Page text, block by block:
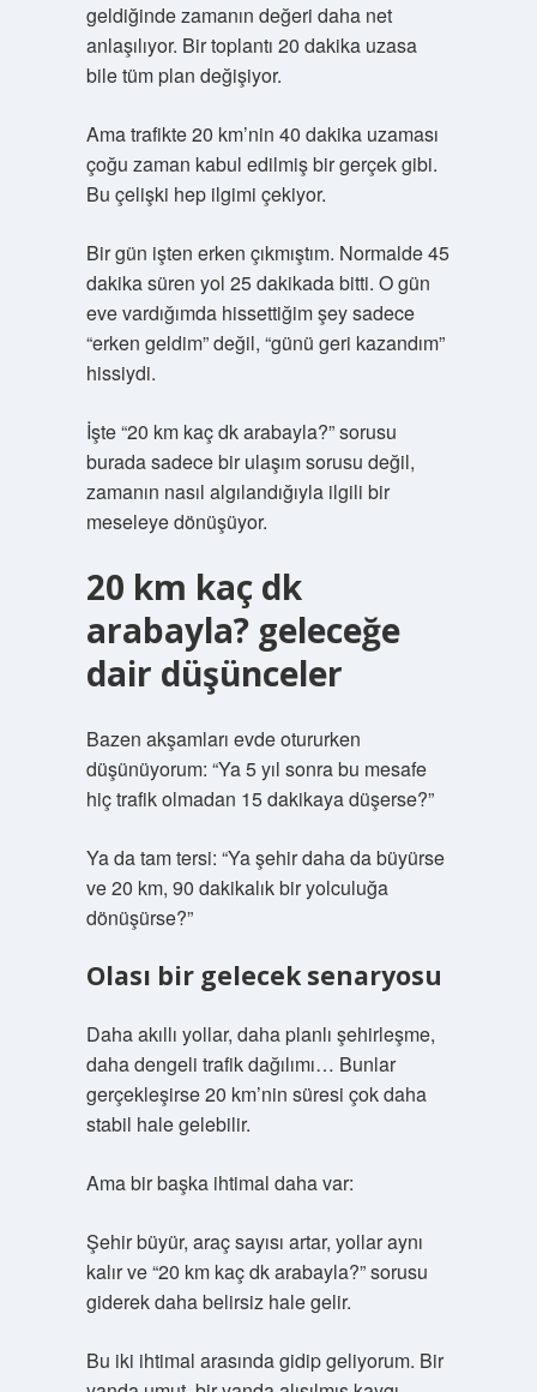
geldiğinde zamanın değeri daha net
anlaşılıyor. Bir toplantı 20 dakika uzasa
bile tüm plan değişiyor.
Ama trafikte 20 km’nin 40 dakika uzaması
çoğu zaman kabul edilmiş bir gerçek gibi.
Bu çelişki hep ilgimi çekiyor.
Bir gün işten erken çıkmıştım. Normalde 45
dakika süren yol 25 dakikada bitti. O gün
eve vardığımda hissettiğim şey sadece
“erken geldim” değil, “günü geri kazandım”
hissiydi.
İşte “20 km kaç dk arabayla?” sorusu
burada sadece bir ulaşım sorusu değil,
zamanın nasıl algılandığıyla ilgili bir
meseleye dönüşüyor.
20 km kaç dk
arabayla? geleceğe
dair düşünceler
Bazen akşamları evde otururken
düşünüyorum: “Ya 5 yıl sonra bu mesafe
hiç trafik olmadan 15 dakikaya düşerse?”
Ya da tam tersi: “Ya şehir daha da büyürse
ve 20 km, 90 dakikalık bir yolculuğa
dönüşürse?”
Olası bir gelecek senaryosu
Daha akıllı yollar, daha planlı şehirleşme,
daha dengeli trafik dağılımı… Bunlar
gerçekleşirse 20 km’nin süresi çok daha
stabil hale gelebilir.
Ama bir başka ihtimal daha var:
Şehir büyür, araç sayısı artar, yollar aynı
kalır ve “20 km kaç dk arabayla?” sorusu
giderek daha belirsiz hale gelir.
Bu iki ihtimal arasında gidip geliyorum. Bir